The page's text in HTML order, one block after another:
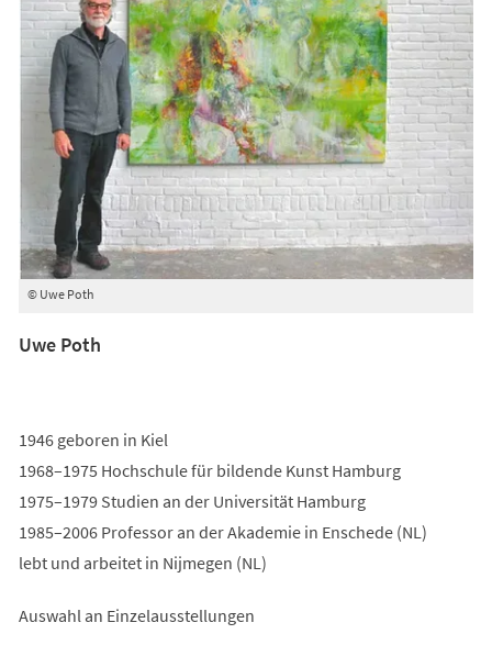
© Uwe Poth
Uwe Poth
1946 geboren in Kiel
1968–1975 Hochschule für bildende Kunst Hamburg
1975–1979 Studien an der Universität Hamburg
1985–2006 Professor an der Akademie in Enschede (NL)
lebt und arbeitet in Nijmegen (NL)
Auswahl an Einzelausstellungen